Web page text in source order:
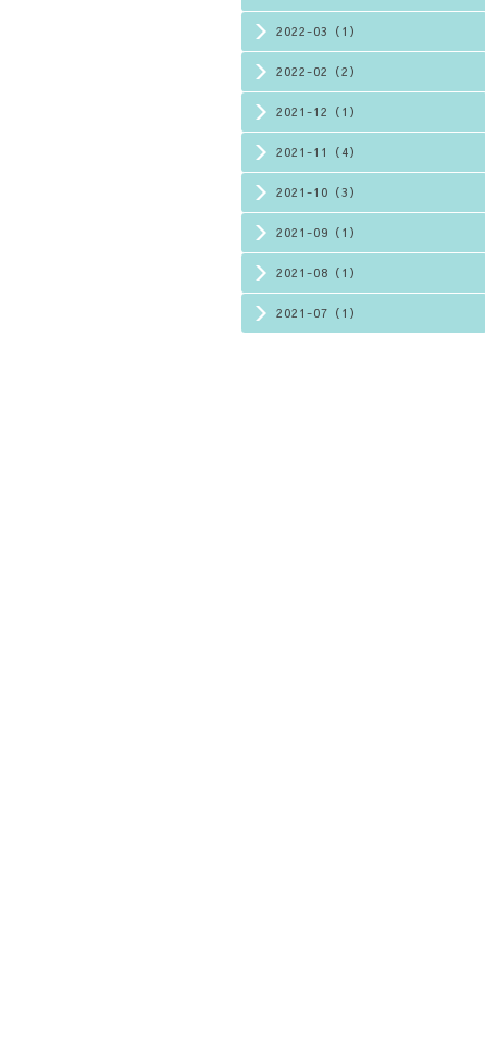
2022-03（1）
2022-02（2）
2021-12（1）
2021-11（4）
2021-10（3）
2021-09（1）
2021-08（1）
2021-07（1）